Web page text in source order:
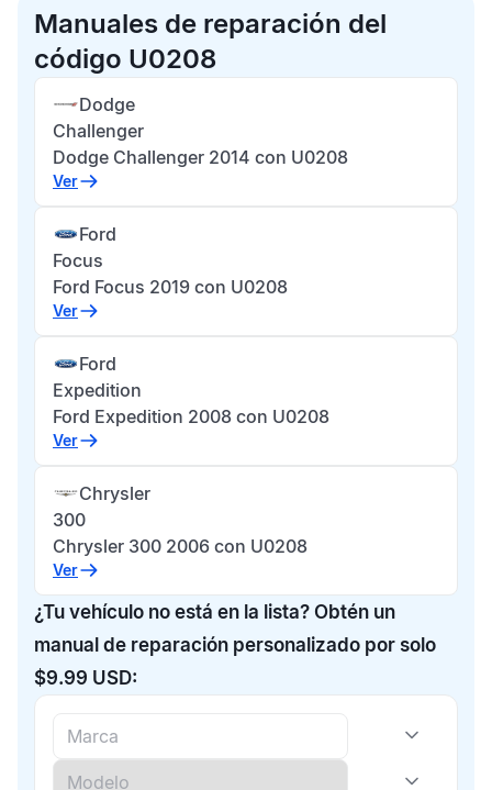
Manuales de reparación del
código U0208
Dodge
Challenger
Dodge Challenger 2014 con U0208
Ver
Ford
Focus
Ford Focus 2019 con U0208
Ver
Ford
Expedition
Ford Expedition 2008 con U0208
Ver
Chrysler
300
Chrysler 300 2006 con U0208
Ver
¿Tu vehículo no está en la lista? Obtén un
manual de reparación personalizado por solo
$9.99 USD: